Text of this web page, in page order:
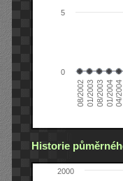
08/200201/200308/200301/200404/2004
0
5
Historie
2000